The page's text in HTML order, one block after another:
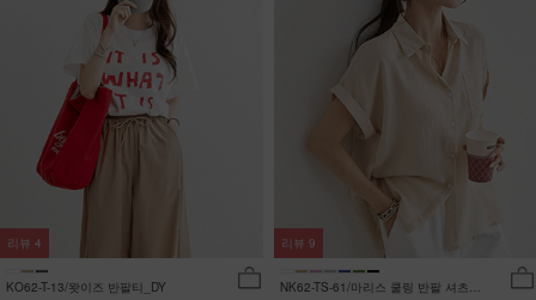
KO62-T-13/왓이즈 반팔티_DY
리뷰 4
NK62-TS-61/마리스 쿨링 반팔 셔츠
리뷰 9